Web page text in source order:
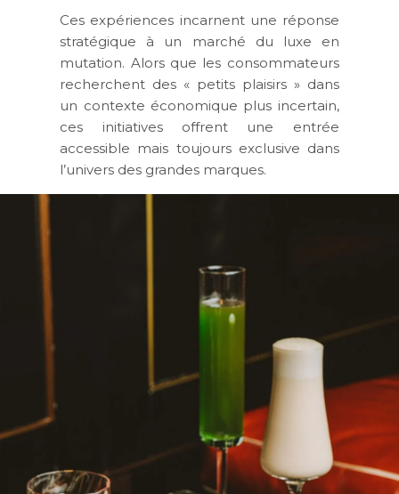
Ces expériences incarnent une réponse
stratégique à un marché du luxe en
mutation. Alors que les consommateurs
recherchent des « petits plaisirs » dans
un contexte économique plus incertain,
ces initiatives offrent une entrée
accessible mais toujours exclusive dans
l’univers des grandes marques.